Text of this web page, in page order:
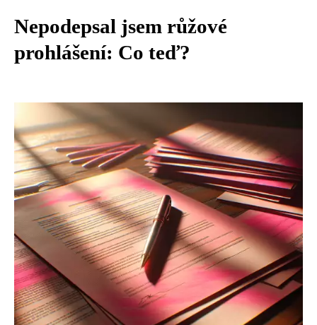
Nepodepsal jsem růžové
prohlášení: Co teď?